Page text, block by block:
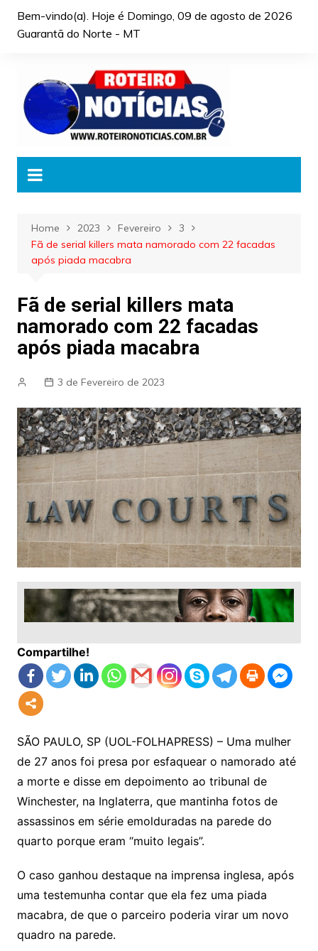
Bem-vindo(a). Hoje é Domingo, 09 de agosto de 2026
Guarantã do Norte - MT
Home 2023 Fevereiro
3
Fã de serial killers mata namorado com 22 facadas
após piada macabra
Fã de serial killers mata
namorado com 22 facadas
após piada macabra
3 de Fevereiro de 2023
Compartilhe!
SÃO PAULO, SP (UOL-FOLHAPRESS) – Uma mulher
de 27 anos foi presa por esfaquear o namorado até
a morte e disse em depoimento ao tribunal de
Winchester, na Inglaterra, que mantinha fotos de
assassinos em série emolduradas na parede do
quarto porque eram “muito legais”.
O caso ganhou destaque na imprensa inglesa, após
uma testemunha contar que ela fez uma piada
macabra, de que o parceiro poderia virar um novo
quadro na parede.